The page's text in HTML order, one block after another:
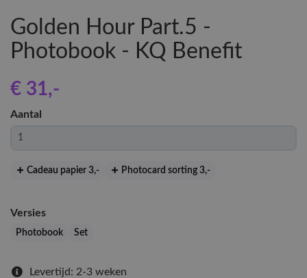
Golden Hour Part.5 -
Photobook - KQ Benefit
€ 31,-
Aantal
Cadeau papier 3,- Photocard sorting 3,-
Versies
Photobook Set
Levertijd: 2-3 weken